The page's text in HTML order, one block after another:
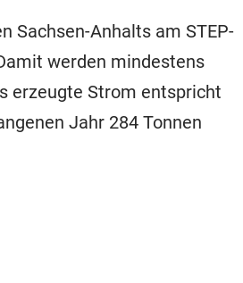
Sachsen-Anhalts am STEP-
werden mindestens
erzeugte Strom entspricht
Jahr 284 Tonnen